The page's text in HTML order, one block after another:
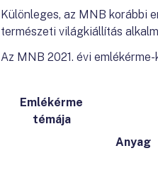
Különleges, az MNB korábbi
természeti világkiállítás
Az MNB 2021. évi
Emlékérme
témája
Anyag